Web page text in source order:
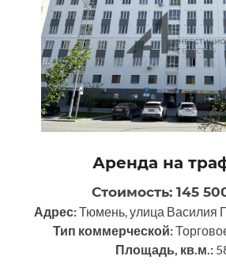
Аренда на
Стоимость: 145
Адрес:Тюмень, улица Василия
Тип коммерческой:
Площадь, кв.м.: